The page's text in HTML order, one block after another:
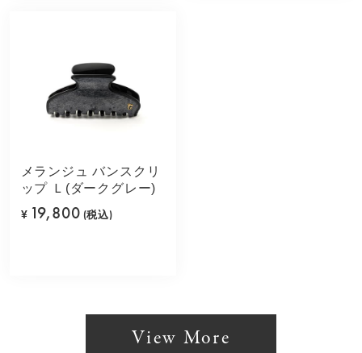
メランジュ バンスクリ
ップ Ｌ(ダークグレー)
¥ 19,800 (税込)
View More